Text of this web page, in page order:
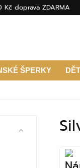
doprava ZDARMA
ŠPERKY